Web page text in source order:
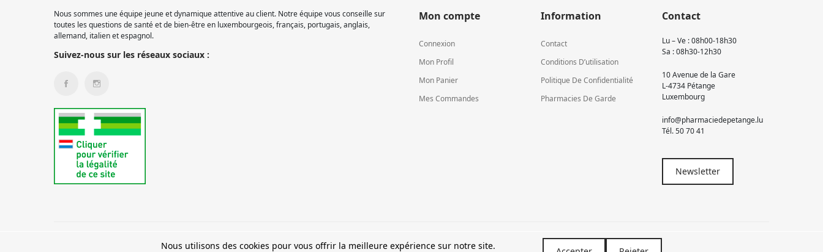
Nous sommes une équipe jeune et dynamique attentive au client. Notre équipe vous conseille sur
toutes les questions de santé et de bien-être en luxembourgeois, français, portugais, anglais,
allemand, italien et espagnol.
Suivez-nous sur les réseaux sociaux :
Mon compte
Connexion
Mon Profil
Mon Panier
Mes Commandes
Information
Contact
Conditions D’utilisation
Politique De Confidentialité
Pharmacies De Garde
Contact
Lu – Ve : 08h00-18h30
Sa : 08h30-12h30
10 Avenue de la Gare
L-4734 Pétange
Luxembourg
info@pharmaciedepetange.lu
Tél.50 70 41
Newsletter
TVA LU15581262
Nous utilisons des cookies pour vous offrir la meilleure expérience sur notre site.